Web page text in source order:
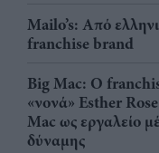
Mailo’s: Από
franchise brand
Big Mac: Ο
«νονά» Esther
Mac ως εργαλείο
δύναμης